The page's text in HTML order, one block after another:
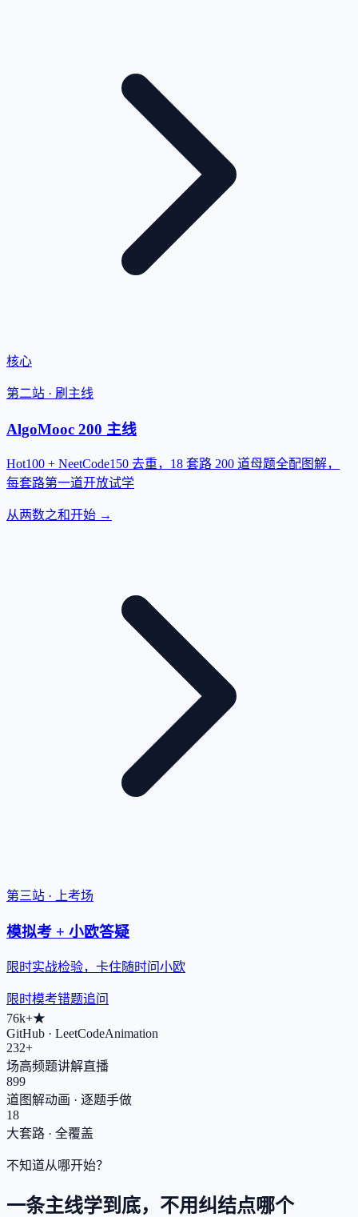
核心
第二站 · 刷主线
AlgoMooc 200 主线
Hot100 + NeetCode150 去重，18 套路 200 道母题全配图解，
每套路第一道开放试学
从两数之和开始 →
第三站 · 上考场
模拟考 + 小欧答疑
限时实战检验，卡住随时问小欧
限时模考错题追问
76k+★
GitHub · LeetCodeAnimation
232+
场高频题讲解直播
899
道图解动画 · 逐题手做
18
大套路 · 全覆盖
不知道从哪开始？
一条主线学到底，不用纠结点哪个